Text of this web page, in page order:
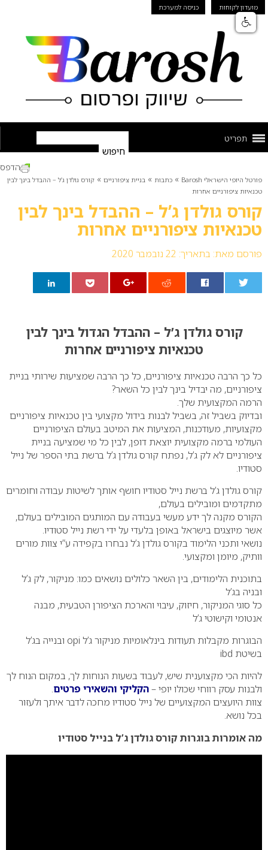
מועדון לקוחות כניסה למערכת
תפריט
פורטל היופי הישראלי Barosh » כתבות » בניית ציפורניים » קורס גולדן ג’ל – ההבדל בינך לבין
טכנאיות ציפורניים אחרות
קורס גולדן ג’ל – ההבדל בינך לבין
טכנאיות ציפורניים אחרות
פורסם מאת: בתאריך: 22 נובמבר 2020
הדפס
קורס גולדן ג’ל – ההבדל הגדול בינך לבין
טכנאיות ציפורניים אחרות
כל כך הרבה טכנאיות ציפורניים, כל כך הרבה שמציעות שירותי בניית
ציפורניים, מה יבדיל בינך לבין כל השאר?
הרמה המקצועית שלך.
ובדיוק בשביל זה, בשביל לבנות בידול מקצועי בין טכנאיות ציפורניים
מקצועיות, מעודכנות, המציעות את המיטב בעולם הציפורניים
העולמי ברמה מקצועית יוצאת דופן, לבין כל מי שמציעה בניית
ציפורניים לא לק ג’ל, נפתח קורס גולדן ג’ל ברשת בתי הספר של נייל
סטודיו.
קורס גולדן ג’ל ברשת נייל סטודיו חושף אותך לשיטות עבודה וחומרים
מתקדמים ומובילים בעולם,
הקורס מקנה לך ידע מעשי בעבודה עם המותגים המובילים בעולם,
אשר מיוצגים בישראל באופן בלעדי על ידי רשת נייל סטודיו.
נושאי ותכני הלימוד בקורס גולדן ג’ל נבחרו בקפידה ע”י צוות מורים
וותיק, מיומן ומקצועי.
בתוכנית הלימודים, בין השאר כלולים נושאים כמו: מניקור, לק ג’ל
ובניה בג’ל
כל סוגי המניקור, חיזוק, עיבוי והארכת הציפורן הטבעית, מבנה
אנטומי וקישוטי ג’ל
הבוגרות מקבלות תעודות בינלאומיות מניקור ג’ל opi ובנייה בג’ל
בשיטת ibd
להיות הכי מקצוענית שיש, לעבוד בשעות הנוחות לך, במקום הנוח לך
ולבנות עסק רווחי שכולו יופי –הקליקי והשאירי פרטים.
צוות היועצים המקצועיים של נייל סטודיו מחכה לדבר איתך ולעזור
בכל נושא.
מה אומרות בוגרות קורס גולדן ג’ל בנייל סטודיו